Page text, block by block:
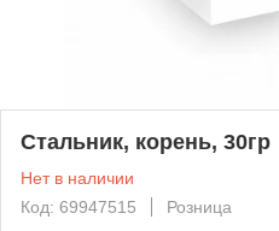
Стальник, корень, 30гр
Нет в наличии
Код: 69947515
Розница